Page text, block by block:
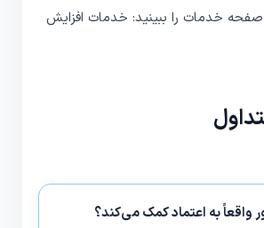
صفحه خدمات را ببینید: خدمات افزایش
واقعاً به اعتماد کمک می‌کند؟